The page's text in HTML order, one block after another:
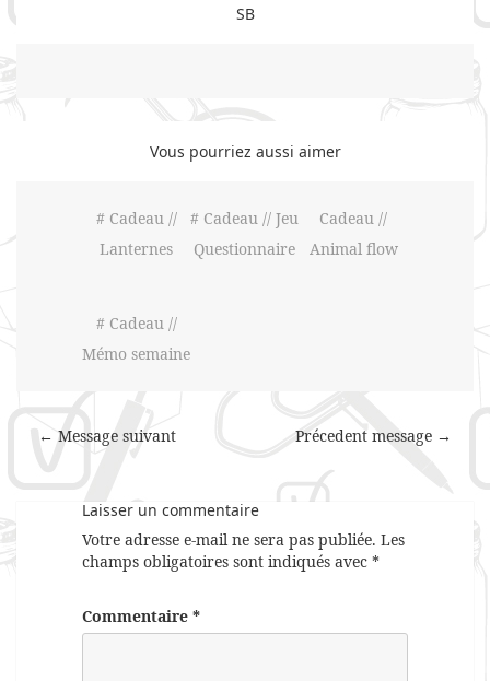
SB
Vous pourriez aussi aimer
# Cadeau //
Lanternes
# Cadeau // Jeu
Questionnaire
Cadeau //
Animal flow
# Cadeau //
Mémo semaine
Précedent message →
← Message suivant
Laisser un commentaire
Votre adresse e-mail ne sera pas publiée. Les
champs obligatoires sont indiqués avec *
Commentaire *